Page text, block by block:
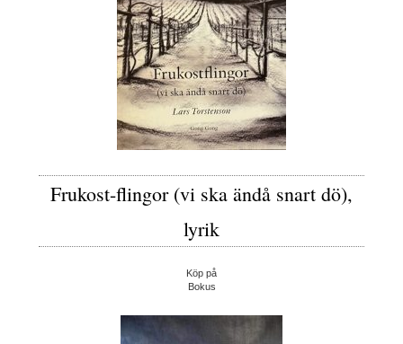
Frukost-flingor (vi ska ändå snart dö),
lyrik
Köp på
Bokus